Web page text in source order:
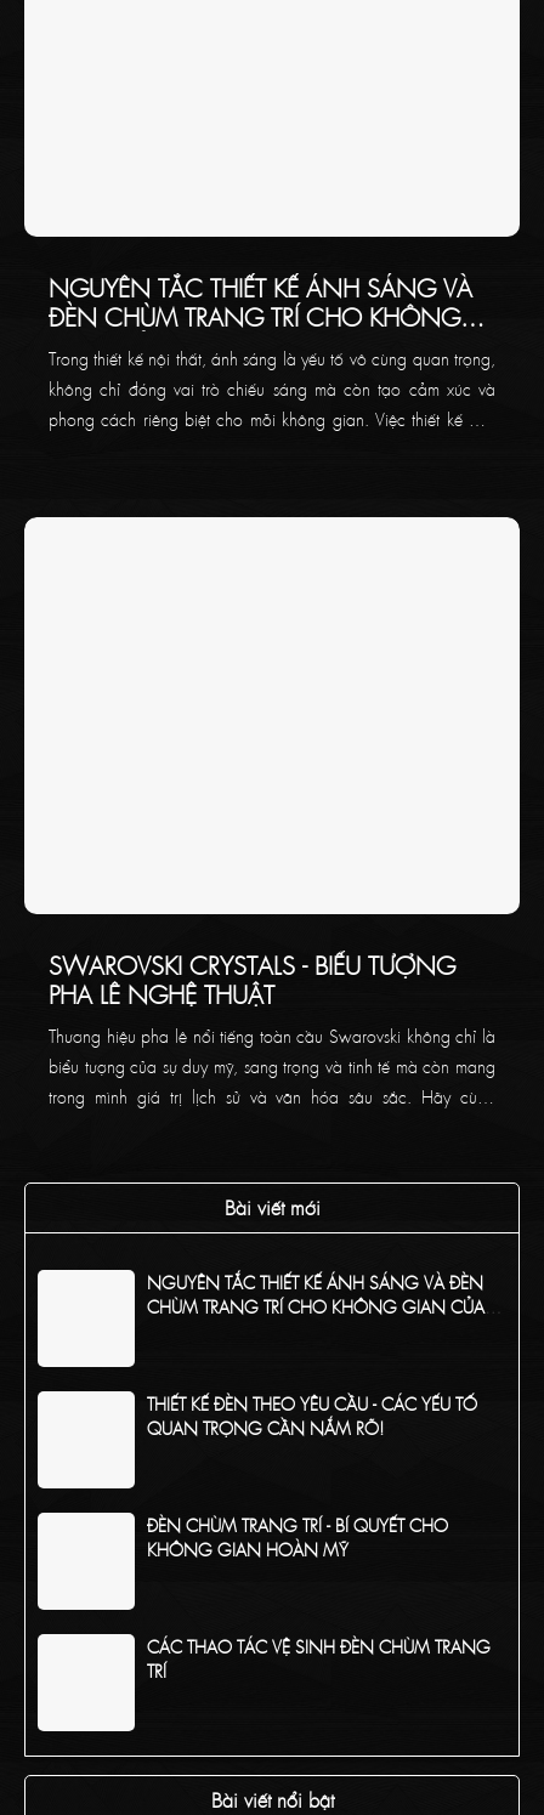
NGUYÊN TẮC THIẾT KẾ ÁNH SÁNG VÀ
ĐÈN CHÙM TRANG TRÍ CHO KHÔNG
GIAN CỦA BẠN
Trong thiết kế nội thất, ánh sáng là yếu tố vô cùng quan trọng,
không chỉ đóng vai trò chiếu sáng mà còn tạo cảm xúc và
phong cách riêng biệt cho mỗi không gian. Việc thiết kế đèn
SWAROVSKI CRYSTALS - BIỂU TƯỢNG
PHA LÊ NGHỆ THUẬT
Thương hiệu pha lê nổi tiếng toàn cầu Swarovski không chỉ là
biểu tượng của sự duy mỹ, sang trọng và tinh tế mà còn mang
trong mình giá trị lịch sử và văn hóa sâu sắc. Hãy cùng
Bài viết mới
NGUYÊN TẮC THIẾT KẾ ÁNH SÁNG VÀ ĐÈN
CHÙM TRANG TRÍ CHO KHÔNG GIAN CỦA
THIẾT KẾ ĐÈN THEO YÊU CẦU - CÁC YẾU TỐ
QUAN TRỌNG CẦN NẮM RÕ!
ĐÈN CHÙM TRANG TRÍ - BÍ QUYẾT CHO
KHÔNG GIAN HOÀN MỸ
CÁC THAO TÁC VỆ SINH ĐÈN CHÙM TRANG
TRÍ
ĐÈN CHÙM TRANG TRÍ
Bài viết nổi bật